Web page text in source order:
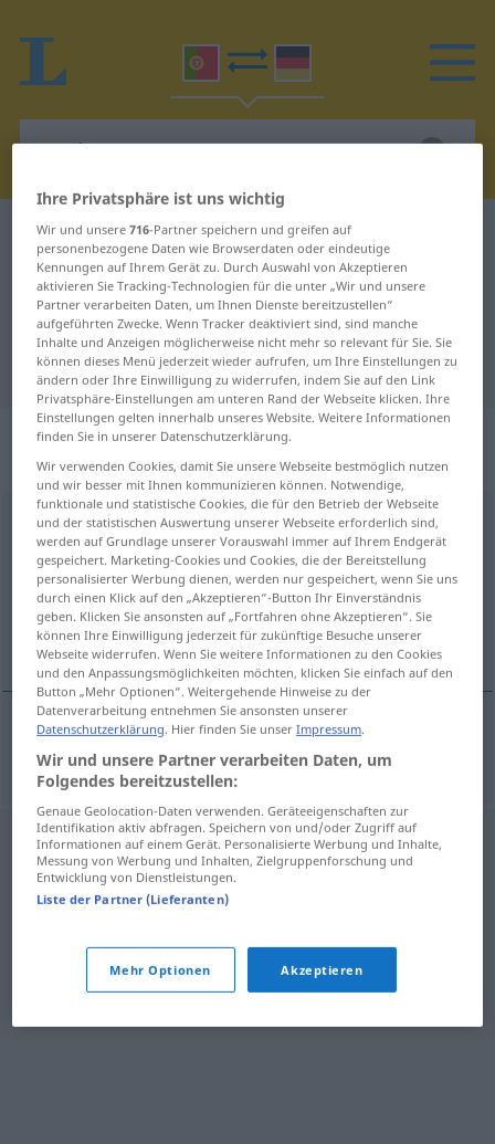
Portugiesisch-Deutsch Wörterbuch
Portugiesisch-Deutsch
Übersetzung für "orador"
"orador" Deutsch Übersetzung
„orador(a)“: masculino com
feminino entre parênteses
orador [orɜˈdor(ɜ)] m(f)
Übersicht aller Übersetzungen
(Für mehr Details die Übersetzung anklicken/antippen)
Rednerin
Redner(in)m(f) orador(a)
Ihre Privatsphäre ist uns wichtig
Wir und unsere716-Partner speichern und greifen auf
personenbezogene Daten wie Browserdaten oder eindeutige
Kennungen auf Ihrem Gerät zu. Durch Auswahl von Akzeptieren
aktivieren Sie Tracking-Technologien für die unter „Wir und unsere
Partner verarbeiten Daten, um Ihnen Dienste bereitzustellen“
aufgeführten Zwecke. Wenn Tracker deaktiviert sind, sind manche
Inhalte und Anzeigen möglicherweise nicht mehr so relevant für Sie. Sie
können dieses Menü jederzeit wieder aufrufen, um Ihre Einstellungen zu
ändern oder Ihre Einwilligung zu widerrufen, indem Sie auf den Link
Privatsphäre-Einstellungen am unteren Rand der Webseite klicken. Ihre
Einstellungen gelten innerhalb unseres Website. Weitere Informationen
finden Sie in unserer Datenschutzerklärung.
Wir verwenden Cookies, damit Sie unsere Webseite bestmöglich nutzen
und wir besser mit Ihnen kommunizieren können. Notwendige,
funktionale und statistische Cookies, die für den Betrieb der Webseite
und der statistischen Auswertung unserer Webseite erforderlich sind,
werden auf Grundlage unserer Vorauswahl immer auf Ihrem Endgerät
gespeichert. Marketing-Cookies und Cookies, die der Bereitstellung
personalisierter Werbung dienen, werden nur gespeichert, wenn Sie uns
durch einen Klick auf den „Akzeptieren“-Button Ihr Einverständnis
geben. Klicken Sie ansonsten auf „Fortfahren ohne Akzeptieren“. Sie
können Ihre Einwilligung jederzeit für zukünftige Besuche unserer
Webseite widerrufen. Wenn Sie weitere Informationen zu den Cookies
und den Anpassungsmöglichkeiten möchten, klicken Sie einfach auf den
Button „Mehr Optionen“. Weitergehende Hinweise zu der
Datenverarbeitung entnehmen Sie ansonsten unserer
Datenschutzerklärung. Hier finden Sie unserImpressum.
Wir und unsere Partner verarbeiten Daten, um
Folgendes bereitzustellen:
Genaue Geolocation-Daten verwenden. Geräteeigenschaften zur
Identifikation aktiv abfragen. Speichern von und/oder Zugriff auf
Informationen auf einem Gerät. Personalisierte Werbung und Inhalte,
Messung von Werbung und Inhalten, Zielgruppenforschung und
Entwicklung von Dienstleistungen.
Liste der Partner (Lieferanten)
Mehr Optionen Akzeptieren